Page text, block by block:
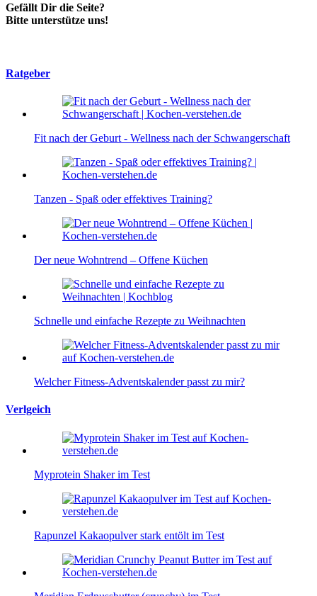
Gefällt Dir die Seite?
Bitte unterstütze uns!
Ratgeber
Fit nach der Geburt - Wellness nach der Schwangerschaft
Tanzen - Spaß oder effektives Training?
Der neue Wohntrend – Offene Küchen
Schnelle und einfache Rezepte zu Weihnachten
Welcher Fitness-Adventskalender passt zu mir?
Verlgeich
Myprotein Shaker im Test
Rapunzel Kakaopulver stark entölt im Test